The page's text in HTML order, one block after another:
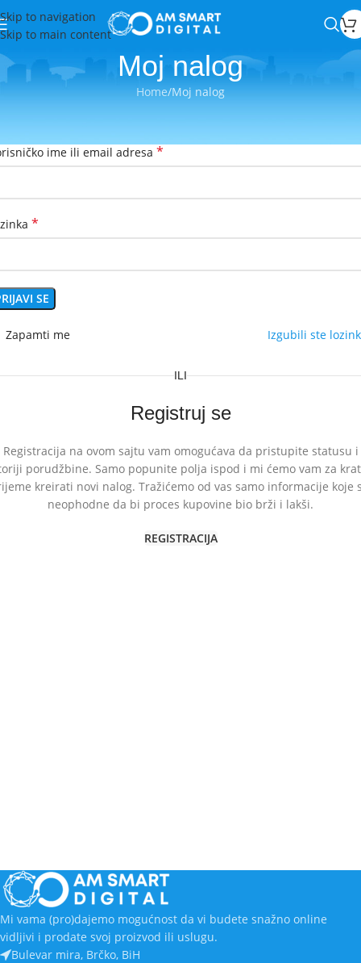
Skip to navigation
Skip to main content
Moj nalog
Home Moj nalog
ime ili email adresa *
*
SE
Izgubili ste
Zapamti me
ILI
Registruj se
Registracija na ovom sajtu vam omogućava da pristupite statusu i
porudžbine. Samo popunite polja ispod i mi ćemo vam za
kreirati novi nalog. Tražićemo od vas samo informacije koje
neophodne da bi proces kupovine bio brži i lakši.
REGISTRACIJA
Mi vama (pro)dajemo mogućnost da vi budete snažno online
vidljivi i prodate svoj proizvod ili uslugu.
Bulevar mira, Brčko, BiH